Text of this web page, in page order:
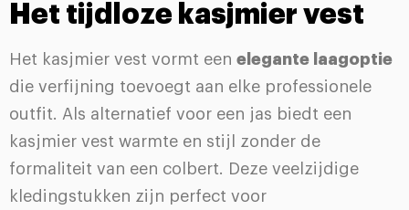
Het tijdloze kasjmier vest
Het kasjmier vest vormt een elegante laagoptie
die verfijning toevoegt aan elke professionele
outfit. Als alternatief voor een jas biedt een
kasjmier vest warmte en stijl zonder de
formaliteit van een colbert. Deze veelzijdige
kledingstukken zijn perfect voor